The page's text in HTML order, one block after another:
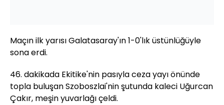
Maçın ilk yarısı Galatasaray'ın 1-0'lık üstünlüğüyle
sona erdi.
46. dakikada Ekitike'nin pasıyla ceza yayı önünde
topla buluşan Szoboszlai'nin şutunda kaleci Uğurcan
Çakır, meşin yuvarlağı çeldi.